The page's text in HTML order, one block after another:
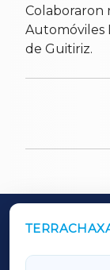
Colaboraron
Automóviles
de Guitiriz.
OUTROS